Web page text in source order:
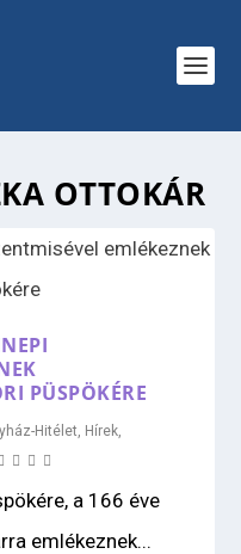
OTTOKÁR
PÜSPÖKÉRE
Hitélet, Hírek,
a 166 éve
emlékeznek...